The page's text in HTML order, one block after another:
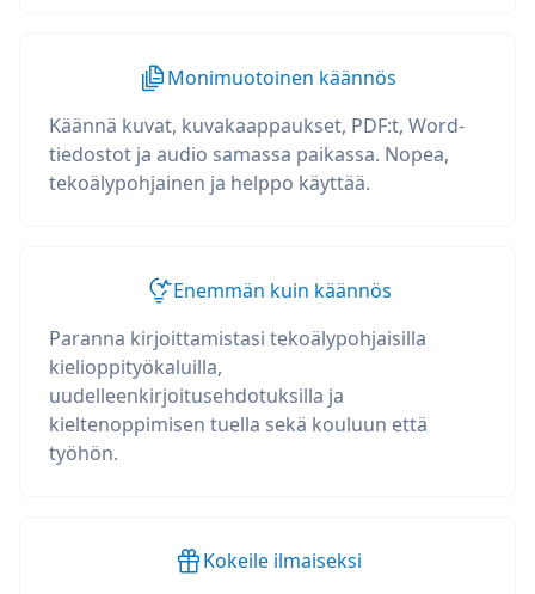
Monimuotoinen käännös
Käännä kuvat, kuvakaappaukset, PDF:t, Word-
tiedostot ja audio samassa paikassa. Nopea,
tekoälypohjainen ja helppo käyttää.
Enemmän kuin käännös
Paranna kirjoittamistasi tekoälypohjaisilla
kielioppityökaluilla,
uudelleenkirjoitusehdotuksilla ja
kieltenoppimisen tuella sekä kouluun että
työhön.
Kokeile ilmaiseksi